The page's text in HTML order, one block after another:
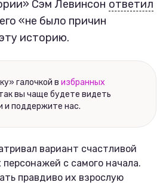
Сэм Левинсон ответил
«не было причин
историю.
галочкой в избранных
вы чаще будете видеть
и поддержите нас.
вариант счастливой
с самого начала.
правдиво их взрослую